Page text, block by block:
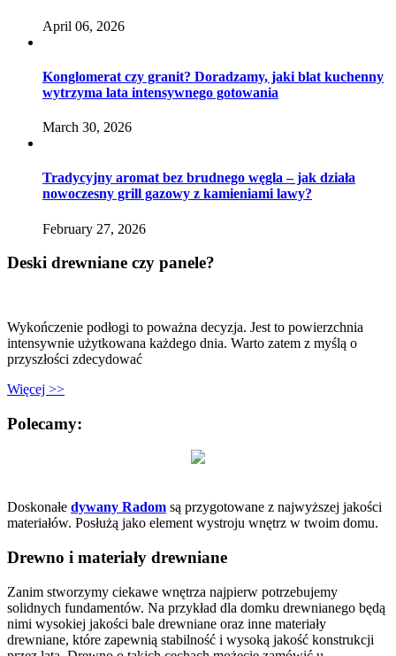
April 06, 2026
Konglomerat czy granit? Doradzamy, jaki blat kuchenny
wytrzyma lata intensywnego gotowania
March 30, 2026
Tradycyjny aromat bez brudnego węgla – jak działa
nowoczesny grill gazowy z kamieniami lawy?
February 27, 2026
Deski drewniane czy panele?
Wykończenie podłogi to poważna decyzja. Jest to powierzchnia
intensywnie użytkowana każdego dnia. Warto zatem z myślą o
przyszłości zdecydować
Więcej >>
Polecamy:
Doskonałe dywany Radom są przygotowane z najwyższej jakości
materiałów. Posłużą jako element wystroju wnętrz w twoim domu.
Drewno i materiały drewniane
Zanim stworzymy ciekawe wnętrza najpierw potrzebujemy
solidnych fundamentów. Na przykład dla domku drewnianego będą
nimi wysokiej jakości bale drewniane oraz inne materiały
drewniane, które zapewnią stabilność i wysoką jakość konstrukcji